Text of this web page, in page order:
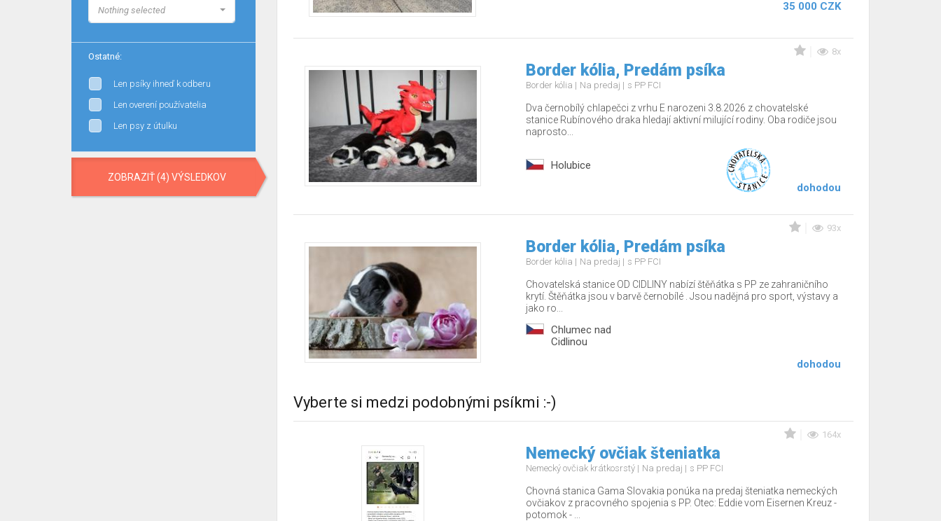
Nothing selected
Ostatné:
Len psíky ihneď k odberu
Len overení používatelia
Len psy z útulku
ZOBRAZIŤ (4) VÝSLEDKOV
35 000 CZK
8x
Border kólia, Predám psíka
Border kólia Na predaj s PP FCI
Dva černobílý chlapečci z vrhu E narozeni 3.8.2026 z chovatelské
stanice Rubínového draka hledají aktivní milující rodiny. Oba rodiče jsou
naprosto...
Holubice
dohodou
93x
Border kólia, Predám psíka
Border kólia Na predaj s PP FCI
Chovatelská stanice OD CIDLINY nabízí štěňátka s PP ze zahraničního
krytí. Štěňátka jsou v barvě černobílé . Jsou nadějná pro sport, výstavy a
jako ro...
Chlumec nad
Cidlinou
dohodou
Vyberte si medzi podobnými psíkmi :-)
164x
Nemecký ovčiak šteniatka
Nemecký ovčiak krátkosrstý Na predaj s PP FCI
Chovná stanica Gama Slovakia ponúka na predaj šteniatka nemeckých
ovčiakov z pracovného spojenia s PP. Otec: Eddie vom Eisernen Kreuz -
potomok - ...